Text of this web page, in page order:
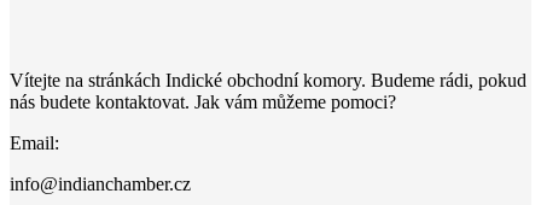
Vítejte na stránkách Indické obchodní komory. Budeme rádi, pokud
nás budete kontaktovat. Jak vám můžeme pomoci?
Email:
info@indianchamber.cz